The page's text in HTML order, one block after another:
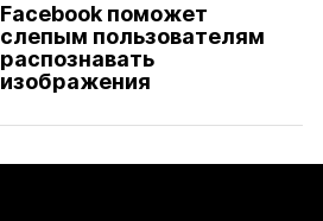
Facebook поможет
слепым пользователям
распознавать
изображения